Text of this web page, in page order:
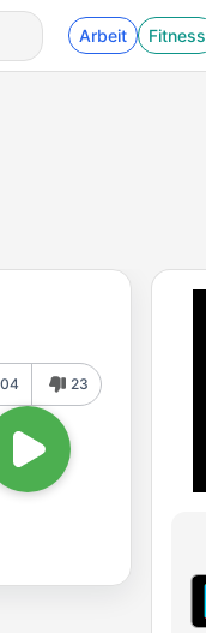
Arbeit Fitness
23